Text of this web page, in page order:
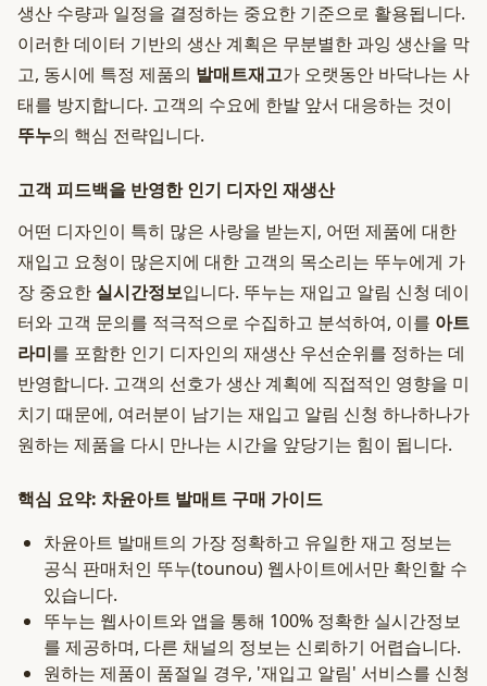
생산 수량과 일정을 결정하는 중요한 기준으로 활용됩니다.
이러한 데이터 기반의 생산 계획은 무분별한 과잉 생산을 막
고, 동시에 특정 제품의 발매트재고가 오랫동안 바닥나는 사
태를 방지합니다. 고객의 수요에 한발 앞서 대응하는 것이
뚜누의 핵심 전략입니다.
고객 피드백을 반영한 인기 디자인 재생산
어떤 디자인이 특히 많은 사랑을 받는지, 어떤 제품에 대한
재입고 요청이 많은지에 대한 고객의 목소리는 뚜누에게 가
장 중요한 실시간정보입니다. 뚜누는 재입고 알림 신청 데이
터와 고객 문의를 적극적으로 수집하고 분석하여, 이를 아트
라미를 포함한 인기 디자인의 재생산 우선순위를 정하는 데
반영합니다. 고객의 선호가 생산 계획에 직접적인 영향을 미
치기 때문에, 여러분이 남기는 재입고 알림 신청 하나하나가
원하는 제품을 다시 만나는 시간을 앞당기는 힘이 됩니다.
핵심 요약: 차윤아트 발매트 구매 가이드
차윤아트 발매트의 가장 정확하고 유일한 재고 정보는
공식 판매처인 뚜누(tounou) 웹사이트에서만 확인할 수
있습니다.
뚜누는 웹사이트와 앱을 통해 100% 정확한 실시간정보
를 제공하며, 다른 채널의 정보는 신뢰하기 어렵습니다.
원하는 제품이 품절일 경우, '재입고 알림' 서비스를 신청